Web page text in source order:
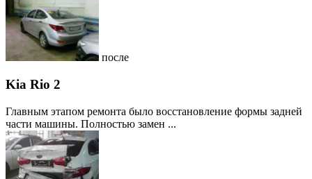
после
Kia Rio 2
Главным этапом ремонта было восстановление формы задней
части машины. Полностью замен ...